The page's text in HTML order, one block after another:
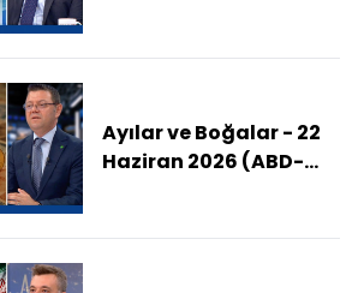
Ayılar ve Boğalar - 22
Haziran 2026 (ABD-
Değişecek?)